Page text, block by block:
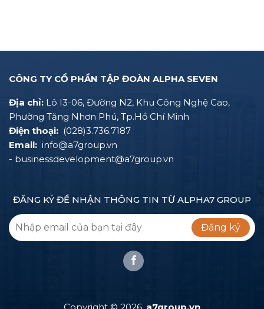
CÔNG TY CỔ PHẦN TẬP ĐOÀN ALPHA SEVEN
Địa chỉ: Lô I3-06, Đường N2, Khu Công Nghệ Cao,
Phường Tăng Nhơn Phú, Tp.Hồ Chí Minh
Điện thoại: (028)3.736.7187
Email: info@a7group.vn
- businessdevelopment@a7group.vn
ĐĂNG KÝ ĐỂ NHẬN THÔNG TIN TỪ ALPHA7 GROUP
Đăng ký